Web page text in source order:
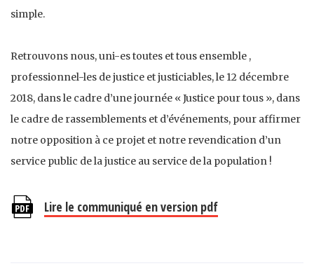
simple.
Retrouvons nous, uni-es toutes et tous ensemble ,
professionnel-les de justice et justiciables, le 12 décembre
2018, dans le cadre d’une journée « Justice pour tous », dans
le cadre de rassemblements et d’événements, pour affirmer
notre opposition à ce projet et notre revendication d’un
service public de la justice au service de la population !
Lire le communiqué en version pdf